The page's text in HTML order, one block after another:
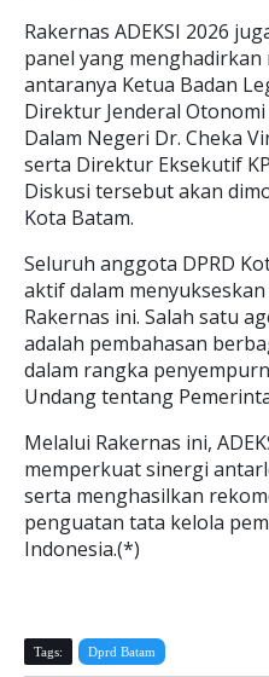
Rakernas ADEKSI 2026
panel yang
antaranya Ketua Badan
Direktur Jenderal
Dalam Negeri Dr. Cheka
serta Direktur Eksekutif
Diskusi tersebut akan
Kota Batam.
Seluruh anggota DPRD
aktif dalam
Rakernas ini. Salah satu
adalah pembahasan
dalam rangka
Undang tentang
Melalui Rakernas ini,
memperkuat sinergi
serta menghasilkan
penguatan tata kelola
Indonesia.(*)
Tags: Dprd Batam